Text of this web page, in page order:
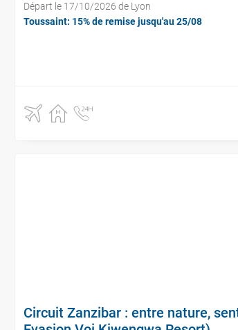
Départ le 17/10/2026 de Lyon
Toussaint: 15% de remise jusqu'au 25/08
Circuit Zanzibar : entre nature,